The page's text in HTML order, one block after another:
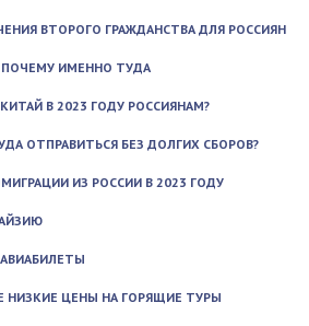
ВТОРОГО ГРАЖДАНСТВА ДЛЯ РОССИЯН
ИМЕННО ТУДА
В 2023 ГОДУ РОССИЯНАМ?
ОТПРАВИТЬСЯ БЕЗ ДОЛГИХ СБОРОВ?
ИЗ РОССИИ В 2023 ГОДУ
НИЗКИЕ ЦЕНЫ НА ГОРЯЩИЕ ТУРЫ